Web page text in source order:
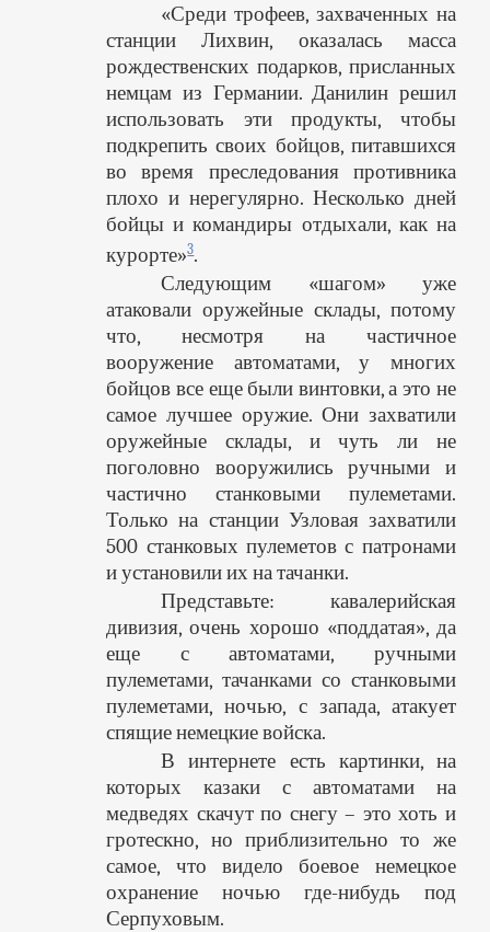
«Среди трофеев, захваченных на
станции Лихвин, оказалась масса
рождественских подарков, присланных
немцам из Германии. Данилин решил
использовать эти продукты, чтобы
подкрепить своих бойцов, питавшихся
во время преследования противника
плохо и нерегулярно. Несколько дней
бойцы и командиры отдыхали, как на
курорте»3.
Следующим «шагом» уже
атаковали оружейные склады, потому
что, несмотря на частичное
вооружение автоматами, у многих
бойцов все еще были винтовки, а это не
самое лучшее оружие. Они захватили
оружейные склады, и чуть ли не
поголовно вооружились ручными и
частично станковыми пулеметами.
Только на станции Узловая захватили
500 станковых пулеметов с патронами
и установили их на тачанки.
Представьте: кавалерийская
дивизия, очень хорошо «поддатая», да
еще с автоматами, ручными
пулеметами, тачанками со станковыми
пулеметами, ночью, с запада, атакует
спящие немецкие войска.
В интернете есть картинки, на
которых казаки с автоматами на
медведях скачут по снегу – это хоть и
гротескно, но приблизительно то же
самое, что видело боевое немецкое
охранение ночью где-нибудь под
Серпуховым.